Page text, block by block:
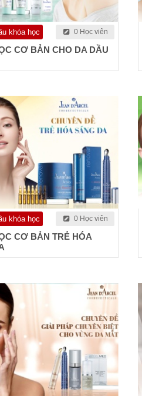
khóa học 0 Học viên
CƠ BẢN CHO DA DẦU
khóa học 0 Học viên
CƠ BẢN TRẺ HÓA